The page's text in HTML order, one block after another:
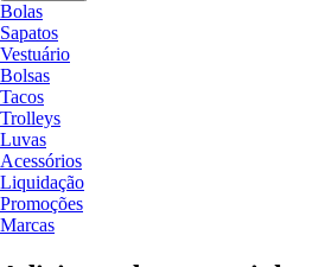
Bolas
Sapatos
Vestuário
Bolsas
Tacos
Trolleys
Luvas
Acessórios
Liquidação
Promoções
Marcas